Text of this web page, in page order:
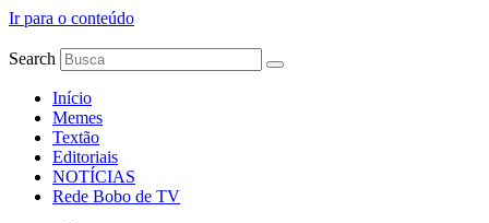
Ir para o conteúdo
Search
Início
Memes
Textão
Editoriais
NOTÍCIAS
Rede Bobo de TV